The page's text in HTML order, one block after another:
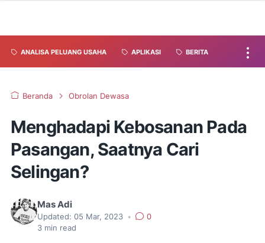
ANALISA PELUANG USAHA APLIKASI BERITA
Beranda Obrolan Dewasa
Menghadapi Kebosanan Pada
Pasangan, Saatnya Cari
Selingan?
Mas Adi
Updated: 05 Mar, 2023 •
0
3 min read